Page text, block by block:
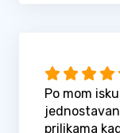
Po mom
prilikama